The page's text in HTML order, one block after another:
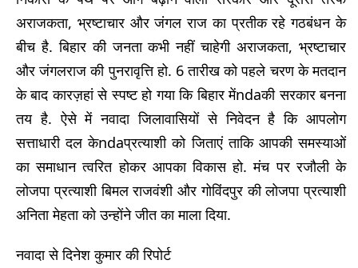
अराजकता, भ्रष्टाचार और जंगल राज का प्रतीक रहे गठबंधन के
बीच है. बिहार की जनता कभी नहीं चाहेगी अराजकता, भ्रष्टाचार
और जंगलराज की पुनरावृत्ति हो. 6 तारीख को पहले चरण के मतदान
के बाद कारज़हां से स्पष्ट हो गया कि बिहार मेंndaकी सरकार बनना
तय है. ऐसे में नवादा जिलावासियों से निवेदन है कि आपलोग
सत्ताधारी दल केndaप्रत्याशी को जिताएं ताकि आपकी समस्याओं
का समाधान त्वरित होकर आपका विकास हो. मंच पर रजौली के
लोजपा प्रत्याशी बिमल राजवंशी और गोविंदपुर की लोजपा प्रत्याशी
अनिता मेहता को उन्होंने जीत का माला दिया.
नवादा से दिनेश कुमार की रिपोर्ट